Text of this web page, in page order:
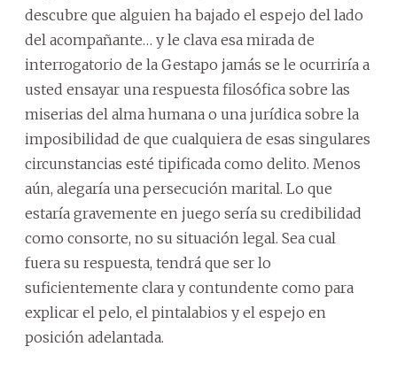
descubre que alguien ha bajado el espejo del lado
del acompañante… y le clava esa mirada de
interrogatorio de la Gestapo jamás se le ocurriría a
usted ensayar una respuesta filosófica sobre las
miserias del alma humana o una jurídica sobre la
imposibilidad de que cualquiera de esas singulares
circunstancias esté tipificada como delito. Menos
aún, alegaría una persecución marital. Lo que
estaría gravemente en juego sería su credibilidad
como consorte, no su situación legal. Sea cual
fuera su respuesta, tendrá que ser lo
suficientemente clara y contundente como para
explicar el pelo, el pintalabios y el espejo en
posición adelantada.